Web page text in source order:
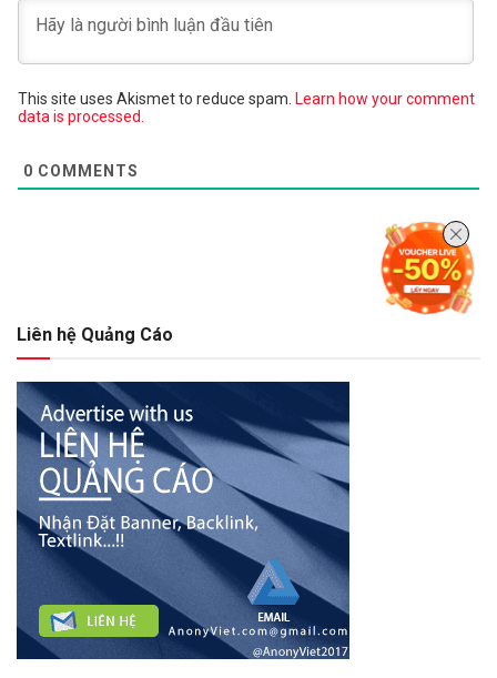
This site uses Akismet to reduce spam. Learn how your comment
data is processed.
0 COMMENTS
Liên hệ Quảng Cáo